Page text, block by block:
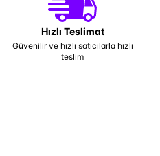
Hızlı Teslimat
Güvenilir ve hızlı satıcılarla hızlı
teslim